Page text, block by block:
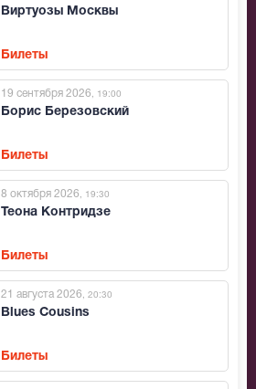
Виртуозы Москвы
Билеты
Борис Березовский
19 сентября 2026 , 19:00
Билеты
Теона Контридзе
8 октября 2026 , 19:30
Билеты
Blues Cousins
21 августа 2026 , 20:30
Билеты